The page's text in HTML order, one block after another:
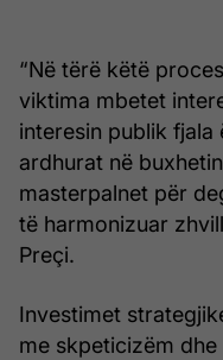
“Në tërë këtë
viktima mbetet
interesin publik
ardhurat në
masterpalnet për
të harmonizuar
Preçi.
Investimet
me skpeticizëm